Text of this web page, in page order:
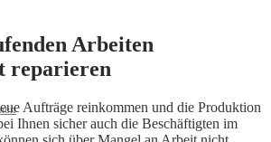
Arbeiten
reparieren
Aufträge reinkommen und die Produktion
Ihnen sicher auch die Beschäftigten im